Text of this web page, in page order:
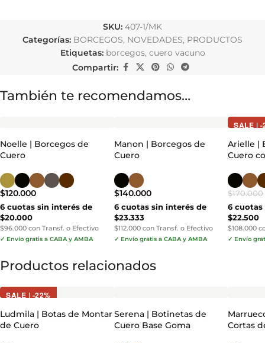
SKU: 407-1/MK
Categorías: BORCEGOS, NOVEDADES, PRODUCTOS
Etiquetas: borcegos, cuero vacuno
Compartir:
También te recomendamos…
Noelle | Borcegos de
Cuero
$120.000
6 cuotas sin interés de
$20.000
$96.000 con Transf. o Efectivo
✓ Envío gratis a CABA y AMBA
Manon | Borcegos de
Cuero
$140.000
6 cuotas sin interés de
$23.333
$112.000 con Transf. o Efectivo
✓ Envío gratis a CABA y AMBA
SALE | -
Arielle |
Cuero
$170.000
6 cuotas
$22.500
$108.000
✓ Envío
Productos relacionados
SALE | -22%
Ludmila | Botas de Montar
de Cuero
Serena | Botinetas de
Cuero Base Goma
Cortas